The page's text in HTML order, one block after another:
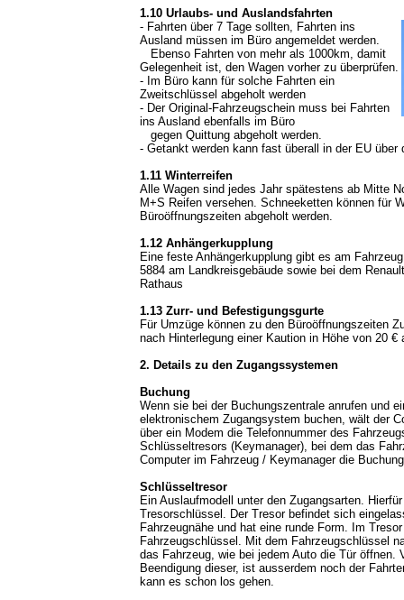
1.10 Urlaubs- und Auslandsfahrten
- Fahrten über 7 Tage sollten, Fahrten ins
Ausland müssen im Büro angemeldet werden.
Ebenso Fahrten von mehr als 1000km, damit
Gelegenheit ist, den Wagen vorher zu überprüfen.
- Im Büro kann für solche Fahrten ein
Zweitschlüssel abgeholt werden
- Der Original-Fahrzeugschein muss bei Fahrten
ins Ausland ebenfalls im Büro
gegen Quittung abgeholt werden.
- Getankt werden kann fast überall in der EU über
1.11 Winterreifen
Alle Wagen sind jedes Jahr spätestens ab Mitte
M+S Reifen versehen. Schneeketten können für
Büroöffnungszeiten abgeholt werden.
1.12 Anhängerkupplung
Eine feste Anhängerkupplung gibt es am
5884 am Landkreisgebäude sowie bei dem
Rathaus
1.13 Zurr- und Befestigungsgurte
Für Umzüge können zu den Büroöffnungszeiten
nach Hinterlegung einer Kaution in Höhe von 20 €
2. Details zu den Zugangssystemen
Buchung
Wenn sie bei der Buchungszentrale anrufen und
elektronischem Zugangsystem buchen, wält der
über ein Modem die Telefonnummer des
Schlüsseltresors (Keymanager), bei dem das
Computer im Fahrzeug / Keymanager die
Schlüsseltresor
Ein Auslaufmodell unter den Zugangsarten.
Tresorschlüssel. Der Tresor befindet sich
Fahrzeugnähe und hat eine runde Form. Im
Fahrzeugschlüssel. Mit dem Fahrzeugschlüssel
das Fahrzeug, wie bei jedem Auto die Tür öffnen.
Beendigung dieser, ist ausserdem noch der
kann es schon los gehen.